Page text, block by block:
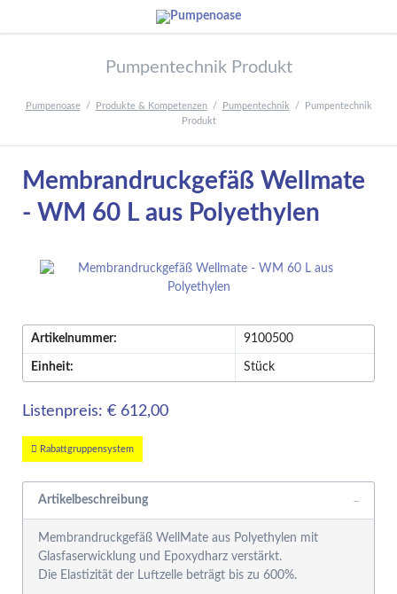
Pumpentechnik Produkt
Pumpenoase Produkte & Kompetenzen Pumpentechnik
Pumpentechnik
Produkt
Membrandruckgefäß Wellmate
- WM 60 L aus Polyethylen
Artikelnummer: 9100500
Einheit: Stück
Listenpreis: € 612,00
Rabattgruppensystem
Artikelbeschreibung
Membrandruckgefäß WellMate aus Polyethylen mit
Glasfaserwicklung und Epoxydharz verstärkt.
Die Elastizität der Luftzelle beträgt bis zu 600%.